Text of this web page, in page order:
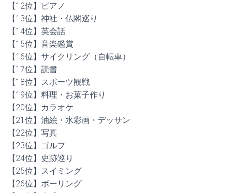
【12位】ピアノ
【13位】神社・仏閣巡り
【14位】英会話
【15位】音楽鑑賞
【16位】サイクリング（自転車）
【17位】読書
【18位】スポーツ観戦
【19位】料理・お菓子作り
【20位】カラオケ
【21位】油絵・水彩画・デッサン
【22位】写真
【23位】ゴルフ
【24位】史跡巡り
【25位】スイミング
【26位】ボーリング